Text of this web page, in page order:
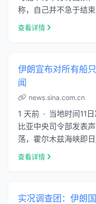
称，自己并不急于结
比设定结束时间表更
查看详情
伊朗宣布对所有船
闻
news.sina.com.cn
1 天前 · 当地时间11
比亚中央司令部发表
荡，霍尔木兹海峡即
......
查看详情
实况调查团：伊朗